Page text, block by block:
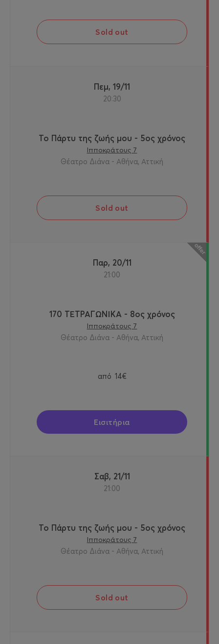
Sold out
Πεμ, 19/11
20:30
Το Πάρτυ της ζωής μου - 5ος χρόνος
Ιπποκράτους 7
Θέατρο Διάνα - Αθήνα, Αττική
Sold out
Παρ, 20/11
21:00
170 ΤΕΤΡΑΓΩΝΙΚΑ - 8ος χρόνος
Ιπποκράτους 7
Θέατρο Διάνα - Αθήνα, Αττική
από 14€
Εισιτήρια
Σαβ, 21/11
21:00
Το Πάρτυ της ζωής μου - 5ος χρόνος
Ιπποκράτους 7
Θέατρο Διάνα - Αθήνα, Αττική
Sold out